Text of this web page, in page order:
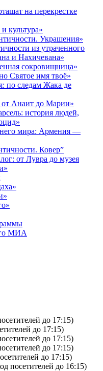
на перекрестке
культура»
Украшения»
из утраченного
и Нахичевана»
сокровищница»
Святое имя твоё»
по следам Жака де
от Анаит до Марии»
история людей,
мира: Армения —
Ковер”
от Лувра до музея
МИА
до 17:15)
до 17:15)
до 17:15)
до 17:15)
до 17:15)
посетителей до 16:15)